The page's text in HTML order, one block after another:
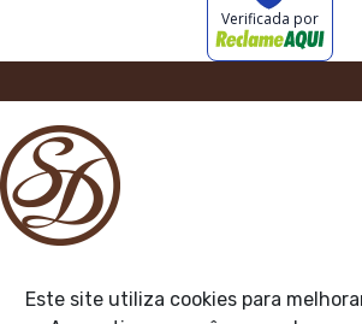
Verificada por
Este site utiliza cookies para